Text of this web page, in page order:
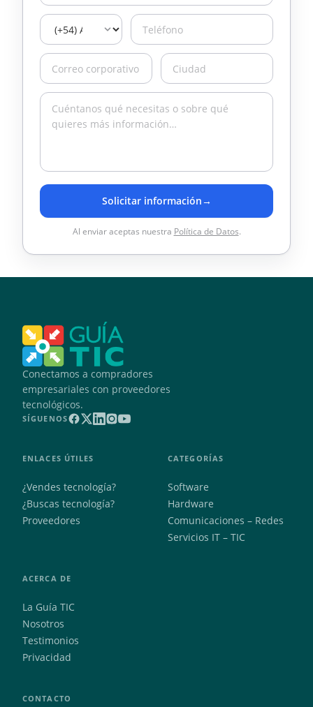
Solicitar información→
Al enviar aceptas nuestra Política de Datos.
Conectamos a compradores
empresariales con proveedores
tecnológicos.
SÍGUENOS
ENLACES ÚTILES
¿Vendes tecnología?
¿Buscas tecnología?
Proveedores
CATEGORÍAS
Software
Hardware
Comunicaciones – Redes
Servicios IT – TIC
ACERCA DE
La Guía TIC
Nosotros
Testimonios
Privacidad
CONTACTO